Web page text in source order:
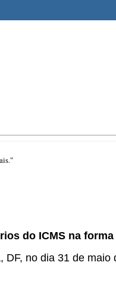
do ICMS na
no dia 31 de maio